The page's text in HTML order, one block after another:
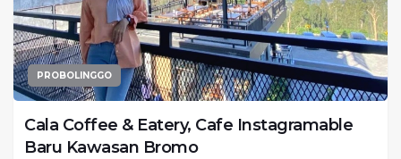
PROBOLINGGO
Cala Coffee & Eatery, Cafe Instagramable
Baru Kawasan Bromo